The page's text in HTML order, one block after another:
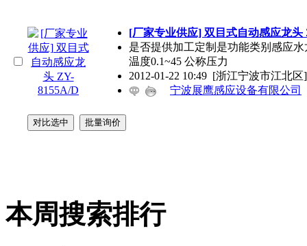
[厂家专业供应] 双目式自动感应龙头
是否提供加工定制是功能类别感应
温度0.1~45 公称压力
2012-01-22 10:49 [浙江宁波市江北区]
宁波展鹰感应设备有限公司
本周搜索排行